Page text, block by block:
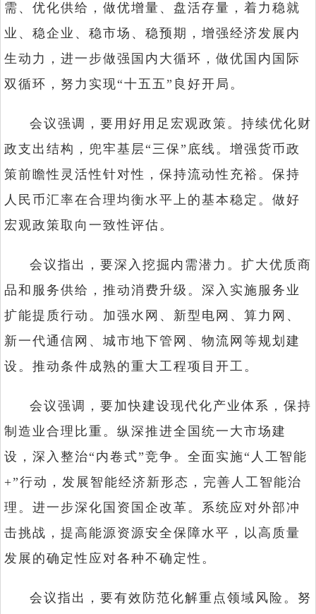
需、优化供给，做优增量、盘活存量，着力稳就
业、稳企业、稳市场、稳预期，增强经济发展内
生动力，进一步做强国内大循环，做优国内国际
双循环，努力实现“十五五”良好开局。
会议强调，要用好用足宏观政策。持续优化财
政支出结构，兜牢基层“三保”底线。增强货币政
策前瞻性灵活性针对性，保持流动性充裕。保持
人民币汇率在合理均衡水平上的基本稳定。做好
宏观政策取向一致性评估。
会议指出，要深入挖掘内需潜力。扩大优质商
品和服务供给，推动消费升级。深入实施服务业
扩能提质行动。加强水网、新型电网、算力网、
新一代通信网、城市地下管网、物流网等规划建
设。推动条件成熟的重大工程项目开工。
会议强调，要加快建设现代化产业体系，保持
制造业合理比重。纵深推进全国统一大市场建
设，深入整治“内卷式”竞争。全面实施“人工智能
+”行动，发展智能经济新形态，完善人工智能治
理。进一步深化国资国企改革。系统应对外部冲
击挑战，提高能源资源安全保障水平，以高质量
发展的确定性应对各种不确定性。
会议指出，要有效防范化解重点领域风险。努